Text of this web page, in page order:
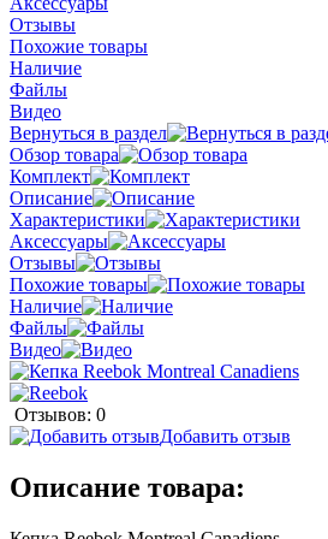
Отзывы
Похожие товары
Наличие
Файлы
Видео
Вернуться в раздел
Обзор товара
Комплект
Описание
Характеристики
Аксессуары
Отзывы
Похожие товары
Наличие
Файлы
Видео
Отзывов: 0
Добавить отзыв
Описание товара: